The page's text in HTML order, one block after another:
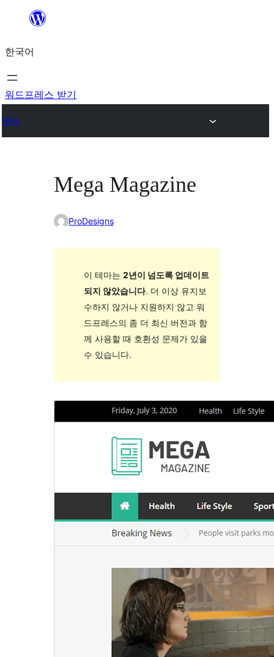
츠
로
바
가
한국어
워드프레스 받기
테마
Mega Magazine
ProDesigns
이 테마는 2년이 넘도록 업데이트
되지 않았습니다. 더 이상 유지보
수하지 않거나 지원하지 않고 워
드프레스의 좀 더 최신 버전과 함
께 사용할 때 호환성 문제가 있을
수 있습니다.